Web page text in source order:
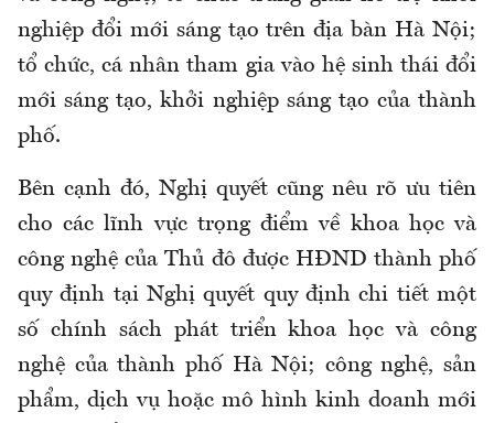
nghiệp đổi mới sáng tạo trên địa bàn Hà Nội;
tổ chức, cá nhân tham gia vào hệ sinh thái đổi
mới sáng tạo, khởi nghiệp sáng tạo của thành
phố.
Bên cạnh đó, Nghị quyết cũng nêu rõ ưu tiên
cho các lĩnh vực trọng điểm về khoa học và
công nghệ của Thủ đô được HĐND thành phố
quy định tại Nghị quyết quy định chi tiết một
số chính sách phát triển khoa học và công
nghệ của thành phố Hà Nội; công nghệ, sản
phẩm, dịch vụ hoặc mô hình kinh doanh mới